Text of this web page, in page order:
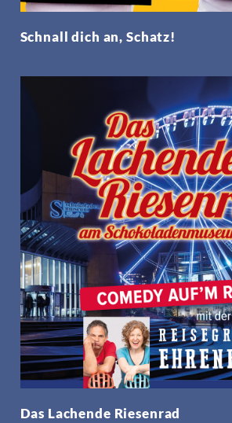
Schnall dich an, Schatz!
Das Lachende Riesenrad